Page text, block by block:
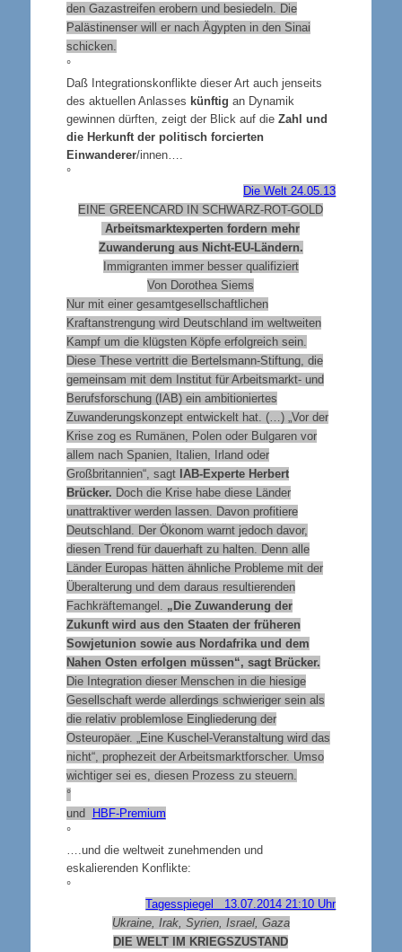
den Gazastreifen erobern und besiedeln. Die
Palästinenser will er nach Ägypten in den Sinai
schicken.
°
Daß Integrationskonflikte dieser Art auch jenseits
des aktuellen Anlasses künftig an Dynamik
gewinnen dürften, zeigt der Blick auf die Zahl und
die Herkunft der politisch forcierten
Einwanderer/innen….
°
Die Welt 24.05.13
EINE GREENCARD IN SCHWARZ-ROT-GOLD
Arbeitsmarktexperten fordern mehr
Zuwanderung aus Nicht-EU-Ländern.
Immigranten immer besser qualifiziert
Von Dorothea Siems
Nur mit einer gesamtgesellschaftlichen
Kraftanstrengung wird Deutschland im weltweiten
Kampf um die klügsten Köpfe erfolgreich sein.
Diese These vertritt die Bertelsmann-Stiftung, die
gemeinsam mit dem Institut für Arbeitsmarkt- und
Berufsforschung (IAB) ein ambitioniertes
Zuwanderungskonzept entwickelt hat. (…) „Vor der
Krise zog es Rumänen, Polen oder Bulgaren vor
allem nach Spanien, Italien, Irland oder
Großbritannien“, sagt IAB-Experte Herbert
Brücker. Doch die Krise habe diese Länder
unattraktiver werden lassen. Davon profitiere
Deutschland. Der Ökonom warnt jedoch davor,
diesen Trend für dauerhaft zu halten. Denn alle
Länder Europas hätten ähnliche Probleme mit der
Überalterung und dem daraus resultierenden
Fachkräftemangel. „Die Zuwanderung der
Zukunft wird aus den Staaten der früheren
Sowjetunion sowie aus Nordafrika und dem
Nahen Osten erfolgen müssen“, sagt Brücker.
Die Integration dieser Menschen in die hiesige
Gesellschaft werde allerdings schwieriger sein als
die relativ problemlose Eingliederung der
Osteuropäer. „Eine Kuschel-Veranstaltung wird das
nicht“, prophezeit der Arbeitsmarktforscher. Umso
wichtiger sei es, diesen Prozess zu steuern.
°
und HBF-Premium
°
….und die weltweit zunehmenden und
eskalierenden Konflikte:
°
Tagesspiegel 13.07.2014 21:10 Uhr
Ukraine, Irak, Syrien, Israel, Gaza
DIE WELT IM KRIEGSZUSTAND